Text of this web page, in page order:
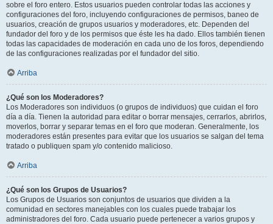
sobre el foro entero. Estos usuarios pueden controlar todas las acciones y
configuraciones del foro, incluyendo configuraciones de permisos, baneo de
usuarios, creación de grupos usuarios y moderadores, etc. Dependen del
fundador del foro y de los permisos que éste les ha dado. Ellos también tienen
todas las capacidades de moderación en cada uno de los foros, dependiendo
de las configuraciones realizadas por el fundador del sitio.
Arriba
¿Qué son los Moderadores?
Los Moderadores son individuos (o grupos de individuos) que cuidan el foro
día a día. Tienen la autoridad para editar o borrar mensajes, cerrarlos, abrirlos,
moverlos, borrar y separar temas en el foro que moderan. Generalmente, los
moderadores están presentes para evitar que los usuarios se salgan del tema
tratado o publiquen spam y/o contenido malicioso.
Arriba
¿Qué son los Grupos de Usuarios?
Los Grupos de Usuarios son conjuntos de usuarios que dividen a la
comunidad en sectores manejables con los cuales puede trabajar los
administradores del foro. Cada usuario puede pertenecer a varios grupos y